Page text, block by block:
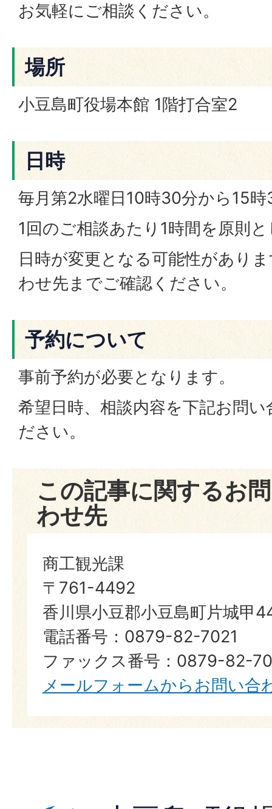
お気軽にご相談ください。
場所
小豆島町役場本館 1階打合室2
日時
毎月第2水曜日10時30分から15
1回のご相談あたり1時間を原則
日時が変更となる可能性があり
わせ先までご確認ください。
予約について
事前予約が必要となります。
希望日時、相談内容を下記お問
ださい。
この記事に関するお
わせ先
商工観光課
〒761-4492
香川県小豆郡小豆島町片城甲
電話番号：0879-82-7021
ファックス番号：0879-82-
メールフォームからお問い合